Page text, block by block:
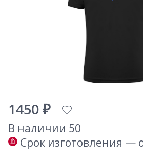
1450 ₽
В наличии 50
Срок изготовления —